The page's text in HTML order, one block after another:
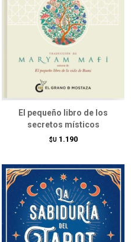
El pequeño libro de los
secretos místicos
$U 1.190